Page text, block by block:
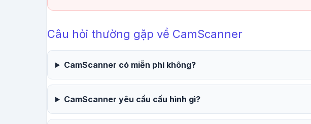
Câu hỏi thường gặp về CamScanner
CamScanner có miễn phí không?
CamScanner yêu cầu cấu hình gì?